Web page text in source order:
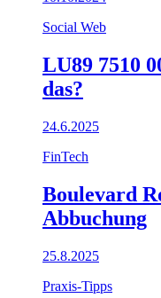
Social Web
LU89 7510
das?
24.6.2025
FinTech
Boulevard
Abbuchung
25.8.2025
Praxis-Tipps